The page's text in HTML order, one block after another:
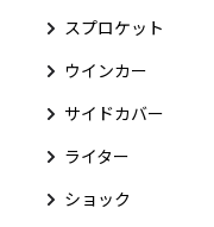
スプロケット
ウインカー
サイドカバー
ライター
ショック